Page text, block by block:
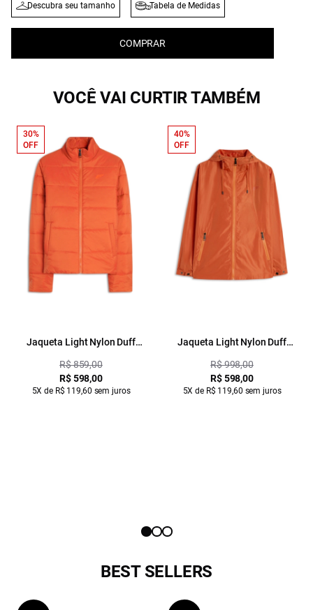
Descubra seu tamanho Tabela de Medidas
COMPRAR
VOCÊ VAI CURTIR TAMBÉM
Jaqueta Light Nylon Duff
R$ 859,00
R$ 598,00
5X de R$ 119,60 sem juros
30%
OFF
Jaqueta Light Nylon Duff
R$ 998,00
R$ 598,00
5X de R$ 119,60 sem juros
40%
OFF
BEST SELLERS